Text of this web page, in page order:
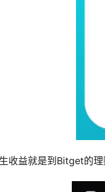
收益就是到Bitget的